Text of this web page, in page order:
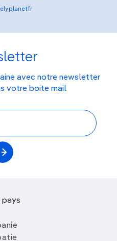
avec notre newsletter
votre boite mail
pays